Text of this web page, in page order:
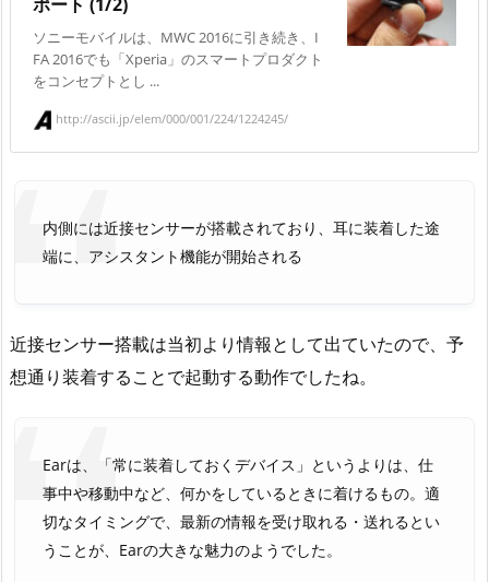
ポート (1/2)
ソニーモバイルは、MWC 2016に引き続き、I
FA 2016でも「Xperia」のスマートプロダクト
をコンセプトとし ...
http://ascii.jp/elem/000/001/224/1224245/
内側には近接センサーが搭載されており、耳に装着した途
端に、アシスタント機能が開始される
近接センサー搭載は当初より情報として出ていたので、予
想通り装着することで起動する動作でしたね。
Earは、「常に装着しておくデバイス」というよりは、仕
事中や移動中など、何かをしているときに着けるもの。適
切なタイミングで、最新の情報を受け取れる・送れるとい
うことが、Earの大きな魅力のようでした。